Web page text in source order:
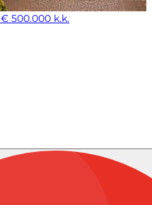
€ 500.000 k.k.